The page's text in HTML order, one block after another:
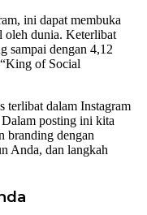
ini dapat membuka
oleh dunia. Keterlibat
sampai dengan 4,12
of Social
terlibat dalam Instagram
posting ini kita
branding dengan
Anda, dan langkah